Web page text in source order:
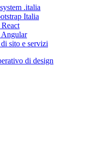
.italia
Italia
sito e servizi
di design